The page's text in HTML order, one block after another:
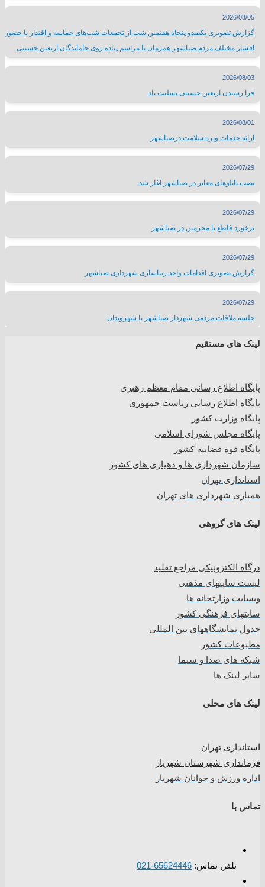
2026/08/05
گزارش تصویری یکصدو پنجاه هفتمین شب از تجمعات شب‌های حماسه و اقتدار با حضور
اقشار مختلف مردم صباشهر همزمان با مراسم پیاده روی جاماندگان اربعین حسینی
2026/08/03
فرا رسیدن اربعین حسینی تسلیت باد.
2026/08/01
ارائه خدمات ویژه سلامت درصباشهر
2026/07/29
نصب تابلوهای معابر در صباشهر آغاز شد.
2026/07/29
برخورد قاطع با مجرمین در صباشهر
2026/07/29
گزارش تصویری اقدامات واحد زیباسازی شهرداری صباشهر
2026/07/29
جلسه ملاقات مردمی شهردار صباشهر با شهروندان
لینک های مستقیم
پایگاه اطلاع رسانی مقام معظم رهبری
پایگاه اطلاع رسانی ریاست جمهوری
پایگاه وزارت کشور
پایگاه مجلس شورای اسلامی
پایگاه قوه قضاییه کشور
سازمان شهرداری ها و دهیاری های کشور
استانداری تهران
همیاری شهرداری های تهران
لینک های گروهی
درگاه الکترونیکی مراجع تقلید
لیست سایتهای مذهبی
وبسایت وزارتخانه ها
سایتهای فرهنگی کشور
جدول نمایشگاههای بین المللی
مطبوعات کشور
شبکه های صدا و سیما
سایر لینک ها
لینک های محلی
استانداری تهران
فرمانداری شهرستان شهریار
اداره ورزش و جوانان شهریار
تماس با
تلفن تماس: 65624446-021